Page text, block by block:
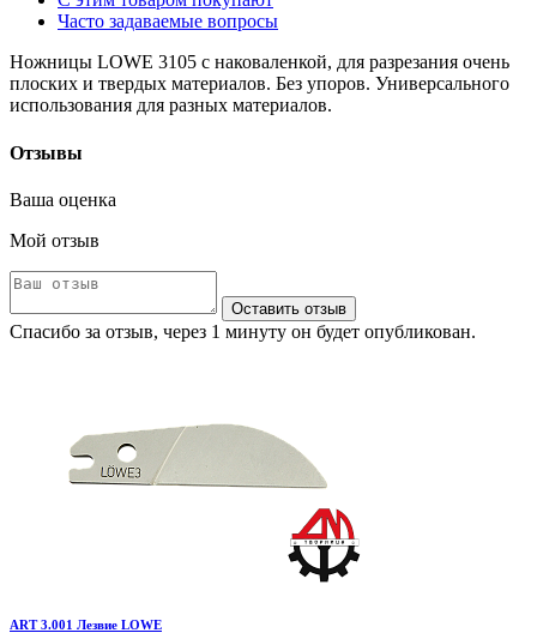
Часто задаваемые вопросы
Ножницы LOWE 3105 с наковаленкой, для разрезания очень
плоских и твердых материалов. Без упоров. Универсального
использования для разных материалов.
Отзывы
Ваша оценка
Мой отзыв
Оставить отзыв
Спасибо за отзыв, через 1 минуту он будет опубликован.
ART 3.001 Лезвие LOWE